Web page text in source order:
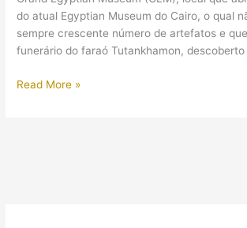
do atual Egyptian Museum do Cairo, o qual
sempre crescente número de artefatos e
funerário do faraó Tutankhamon,
Foto
Read More »